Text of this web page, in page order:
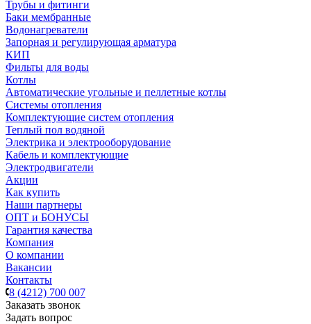
Трубы и фитинги
Баки мембранные
Водонагреватели
Запорная и регулирующая арматура
КИП
Фильты для воды
Котлы
Автоматические угольные и пеллетные котлы
Системы отопления
Комплектующие систем отопления
Теплый пол водяной
Электрика и электрооборудование
Кабель и комплектующие
Электродвигатели
Акции
Как купить
Наши партнеры
ОПТ и БОНУСЫ
Гарантия качества
Компания
О компании
Вакансии
Контакты
8 (4212) 700 007
Заказать звонок
Задать вопрос